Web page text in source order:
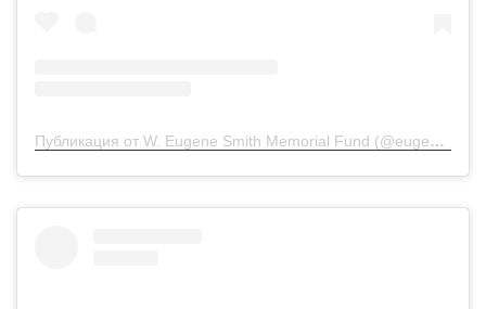
Публикация от W. Eugene Smith Memorial Fund (@eugenesmithfund)